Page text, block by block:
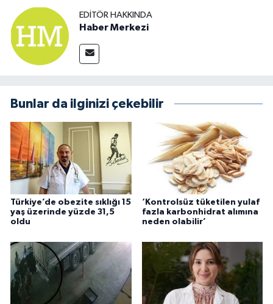
EDITÖR HAKKINDA
Haber Merkezi
Bunlar da ilginizi çekebilir
Türkiye’de obezite sıklığı 15
yaş üzerinde yüzde 31,5
oldu
‘Kontrolsüz tüketilen yulaf
fazla karbonhidrat alımına
neden olabilir’